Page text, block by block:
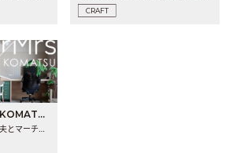
CRAFT
INDEX｜Mr.&Mrs. KOMATSU renovation diary
プロダクトデザイナーの夫とマーチャンダイザーの妻が、夫婦で..